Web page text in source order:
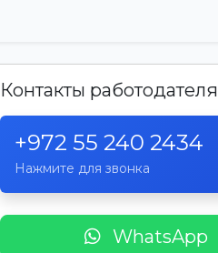
Контакты работодателя
+972 55 240 2434
Нажмите для звонка
WhatsApp